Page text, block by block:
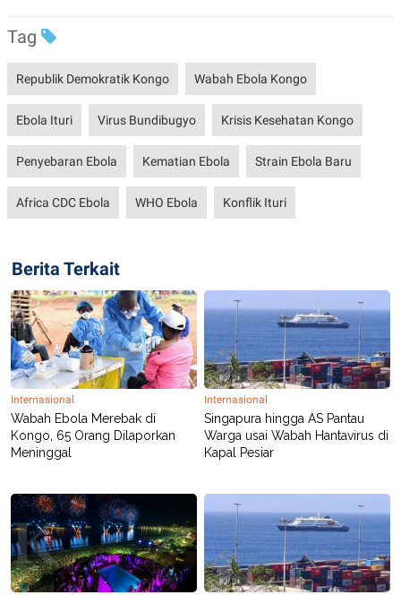
S
N
G
K
G
E
D
A
.
I
SITEMAPPROFILETERM
OF
USE
PEDOMAN
PEMBERITAAN
SIBER
PRIVACY
POLICY
Tag
Republik Demokratik Kongo Wabah Ebola Kongo
Ebola Ituri Virus Bundibugyo Krisis Kesehatan Kongo
Penyebaran Ebola Kematian Ebola Strain Ebola Baru
Africa CDC Ebola WHO Ebola Konflik Ituri
Berita Terkait
Internasional
Wabah Ebola Merebak di
Kongo, 65 Orang Dilaporkan
Meninggal
Internasional
Singapura hingga AS Pantau
Warga usai Wabah Hantavirus di
Kapal Pesiar